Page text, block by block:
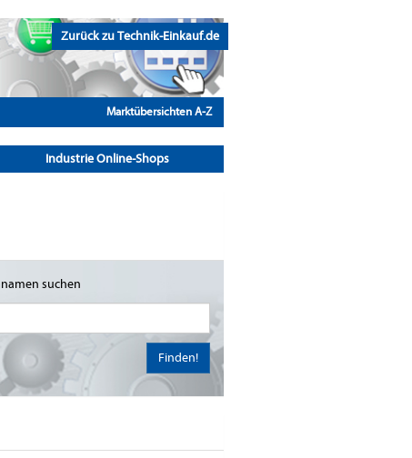
Zurück zu Technik-Einkauf.de
Marktübersichten A-Z
Industrie Online-Shops
suchen
Finden!